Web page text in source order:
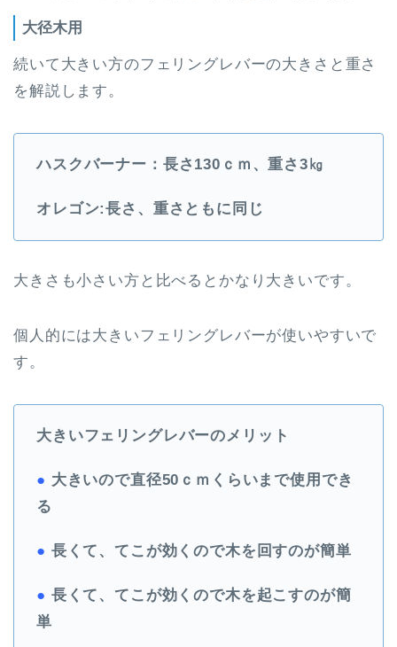
大径木用
続いて大きい方のフェリングレバーの大きさと重さ
を解説します。
ハスクバーナー：長さ130ｃｍ、重さ3㎏
オレゴン:長さ、重さともに同じ
大きさも小さい方と比べるとかなり大きいです。
個人的には大きいフェリングレバーが使いやすいで
す。
大きいフェリングレバーのメリット
● 大きいので直径50 ｃｍくらいまで使用でき
る
● 長くて、てこが効くので木を回すのが簡単
● 長くて、てこが効くので木を起こすのが簡
単